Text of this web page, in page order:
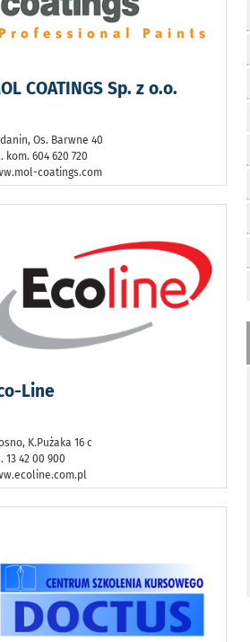
COATINGS Sp. z o.o.
Os. Barwne 40
kom. 604 620 720
coatings.com
Line
K.Pużaka 16 c
13 42 00 900